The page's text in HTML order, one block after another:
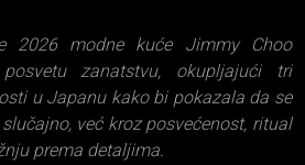
2026 modne kuće Jimmy Choo
zanatstvu, okupljajući tri
u Japanu kako bi pokazala da se
već kroz posvećenost, ritual
prema detaljima.